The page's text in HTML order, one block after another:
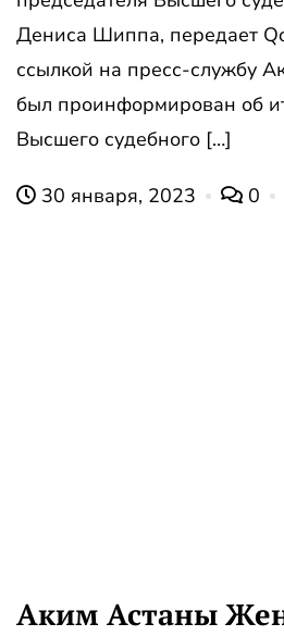
Дениса Шиппа, передает
ссылкой на пресс-службу
был проинформирован об
Высшего судебного […]
30 января, 2023 0
Аким Астаны